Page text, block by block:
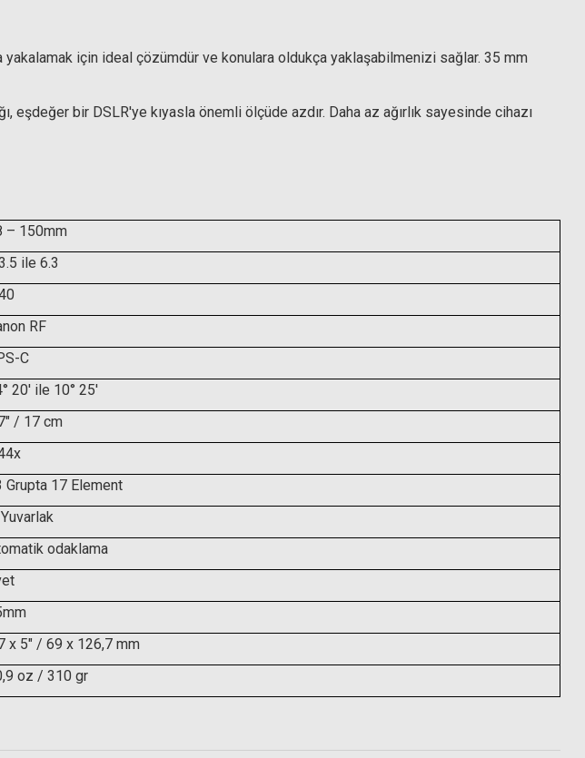
yakalamak için ideal çözümdür ve konulara oldukça yaklaşabilmenizi sağlar. 35 mm
bir DSLR'ye kıyasla önemli ölçüde azdır. Daha az ağırlık sayesinde cihazı
– 150mm
ile 6.3
RF
C
20' ile 10° 25'
/ 17 cm
Grupta 17 Element
odaklama
x 5" / 69 x 126,7 mm
oz / 310 gr